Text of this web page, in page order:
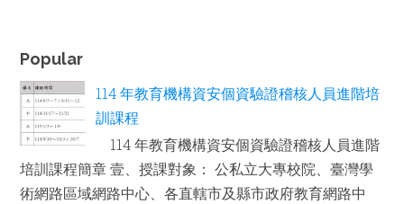
Popular
114 年教育機構資安個資驗證稽核人員進階培
訓課程
114 年教育機構資安個資驗證稽核人員進階
培訓課程簡章 壹、授課對象： 公私立大專校院、臺灣學
術網路區域網路中心、各直轄市及縣市政府教育網路中